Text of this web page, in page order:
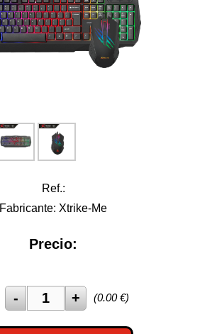
Ref.:
Fabricante: Xtrike-Me
Precio:
(0.00€)